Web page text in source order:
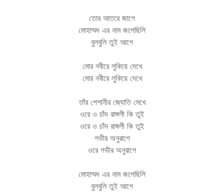
তোর আতরে জাগে
মোহাম্মদ এর নাম জপেছিলি
বুলবুলি তুই আগে
মোর নবীরে লুকিয়ে দেখে
মোর নবীরে লুকিয়ে দেখে
তাঁর পেশানীর জ্যোতি মেখে
ওরে ও চাঁদ রাঙ্গলী কি তুই
ওরে ও চাঁদ রাঙ্গলী কি তুই
গভীর অনুরাগে
ওরে গভীর অনুরাগে
মোহাম্মদ এর নাম জপেছিলি
বুলবুলি তুই আগে